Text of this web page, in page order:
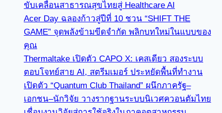
ขับเคลื่อนสาธารณสุขไทยสู่ Healthcare AI
Acer Day ฉลองก้าวสู่ปีที่ 10 ชวน “SHIFT THE
GAME” จุดพลังข้ามขีดจำกัด พลิกบทใหม่ในแบบของ
คุณ
Thermaltake เปิดตัว CAPO X: เคสเดียว สองระบบ
ตอบโจทย์สาย AI, สตรีมเมอร์ ประหยัดพื้นที่ทำงาน
เปิดตัว “Quantum Club Thailand” ผนึกภาครัฐ–
เอกชน–นักวิจัย วางรากฐานระบบนิเวศควอนตัมไทย